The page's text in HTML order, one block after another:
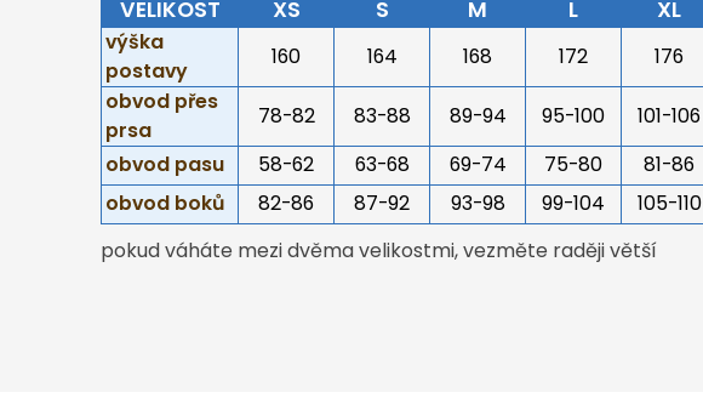
VELIKOST XS S M L XL
výška
postavy
160 164 168 172 176
obvod přes
prsa
78-82 83-88 89-94 95-100 101-106
obvod pasu
58-62 63-68 69-74 75-80 81-86
obvod boků
82-86 87-92 93-98 99-104 105-110
pokud váháte mezi dvěma velikostmi, vezměte raději větší